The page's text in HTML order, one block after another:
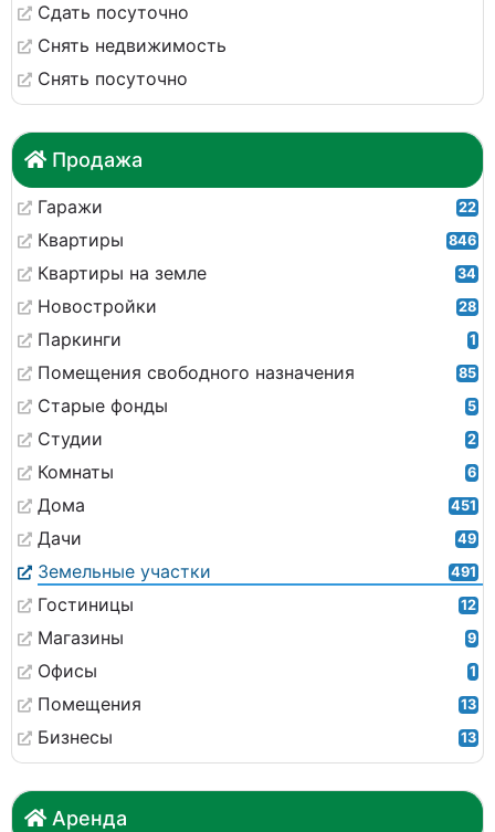
Сдать посуточно
Снять недвижимость
Снять посуточно
Продажа
Гаражи 22
Квартиры 846
Квартиры на земле 34
Новостройки 28
Паркинги 1
Помещения свободного назначения 85
Старые фонды 5
Студии 2
Комнаты 6
Дома 451
Дачи 49
Земельные участки 491
Гостиницы 12
Магазины 9
Офисы 1
Помещения 13
Бизнесы 13
Аренда